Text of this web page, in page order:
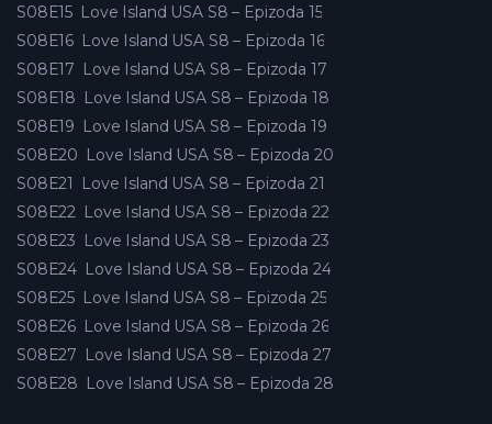
S08E15 Love Island USA S8 – Epizoda 15
S08E16 Love Island USA S8 – Epizoda 16
S08E17 Love Island USA S8 – Epizoda 17
S08E18 Love Island USA S8 – Epizoda 18
S08E19 Love Island USA S8 – Epizoda 19
S08E20 Love Island USA S8 – Epizoda 20
S08E21
Love Island USA S8 – Epizoda 21
S08E22 Love Island USA S8 – Epizoda 22
S08E23 Love Island USA S8 – Epizoda 23
S08E24 Love Island USA S8 – Epizoda 24
S08E25 Love Island USA S8 – Epizoda 25
S08E26 Love Island USA S8 – Epizoda 26
S08E27 Love Island USA S8 – Epizoda 27
S08E28 Love Island USA S8 – Epizoda 28